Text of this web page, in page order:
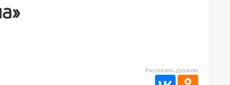
Рассказать друзьям